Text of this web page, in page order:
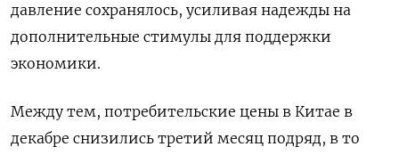
давление сохранялось, усиливая надежды на
дополнительные стимулы для поддержки
экономики.
Между тем, потребительские цены в Китае в
декабре снизились третий месяц подряд, в то